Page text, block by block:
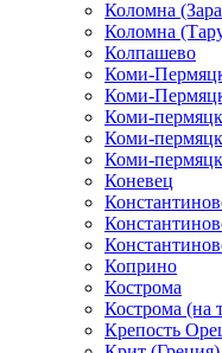
Коломна
Коломна
Колпашево
Коми-
Коми-
Коми-
Коми-
Коми-
Коневец
Коприно
Кострома
Кострома
Крепость